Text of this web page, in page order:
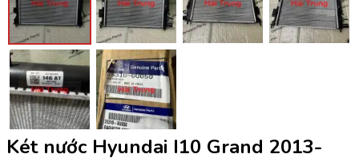
Két nước Hyundai I10 Grand 2013-